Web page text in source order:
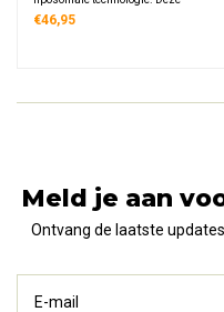
innovatieve formule combineert 600
€46,95
Meld je aan
Ontvang de laatste